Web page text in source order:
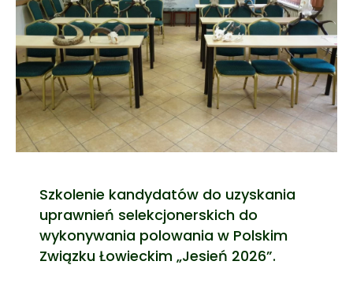
Szkolenie kandydatów do uzyskania
uprawnień selekcjonerskich do
wykonywania polowania w Polskim
Związku Łowieckim „Jesień 2026”.